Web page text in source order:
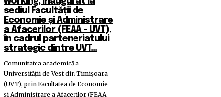
sediul Facultății de
Economie și Administrare
a Afacerilor (FEAA – UVT),
în cadrul parteneriatului
strategic dintre UVT...
Comunitatea academică a
Universității de Vest din Timișoara
(UVT), prin Facultatea de Economie
și Administrare a Afacerilor (FEAA –